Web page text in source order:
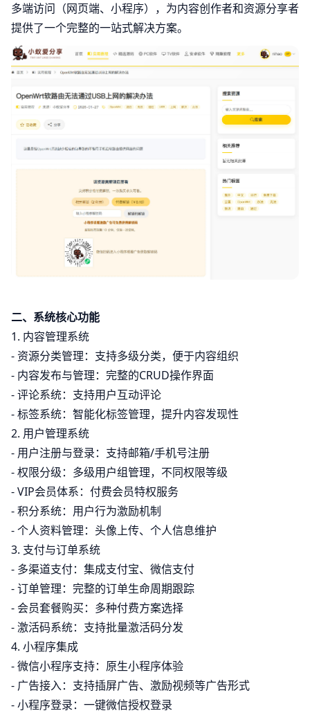
多端访问（网页端、小程序），为内容创作者和资源分享者
提供了一个完整的一站式解决方案。
二、系统核心功能
1. 内容管理系统
- 资源分类管理：支持多级分类，便于内容组织
- 内容发布与管理：完整的CRUD操作界面
- 评论系统：支持用户互动评论
- 标签系统：智能化标签管理，提升内容发现性
2. 用户管理系统
- 用户注册与登录：支持邮箱/手机号注册
- 权限分级：多级用户组管理，不同权限等级
- VIP会员体系：付费会员特权服务
- 积分系统：用户行为激励机制
- 个人资料管理：头像上传、个人信息维护
3. 支付与订单系统
- 多渠道支付：集成支付宝、微信支付
- 订单管理：完整的订单生命周期跟踪
- 会员套餐购买：多种付费方案选择
- 激活码系统：支持批量激活码分发
4. 小程序集成
- 微信小程序支持：原生小程序体验
- 广告接入：支持插屏广告、激励视频等广告形式
- 小程序登录：一键微信授权登录